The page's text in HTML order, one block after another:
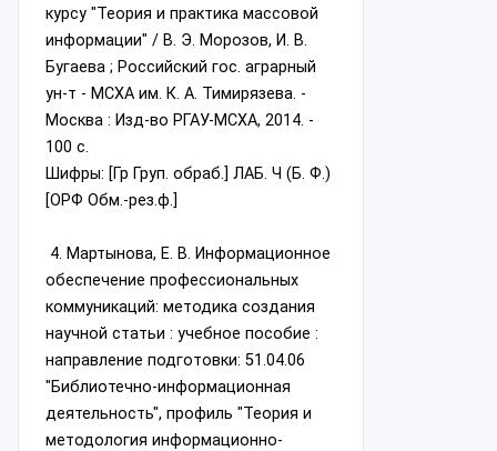
курсу "Теория и практика массовой
информации" / В. Э. Морозов, И. В.
Бугаева ; Российский гос. аграрный
ун-т - МСХА им. К. А. Тимирязева. -
Москва : Изд-во РГАУ-МСХА, 2014. -
100 с.
Шифры: [Гр Груп. обраб.] ЛАБ. Ч (Б. Ф.)
[ОРФ Обм.-рез.ф.]
4. Мартынова, Е. В. Информационное
обеспечение профессиональных
коммуникаций: методика создания
научной статьи : учебное пособие :
направление подготовки: 51.04.06
"Библиотечно-информационная
деятельность", профиль "Теория и
методология информационно-